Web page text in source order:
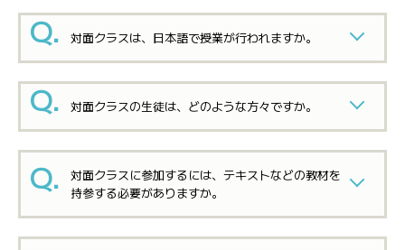
対面クラスは、日本語で授業が行われますか。
対面クラスの生徒は、どのような方々ですか。
対面クラスに参加するには、テキストなどの教材を
持参する必要がありますか。